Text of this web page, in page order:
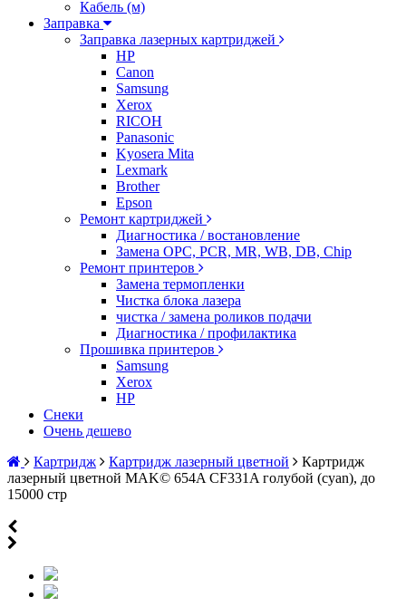
Кабель (м)
Заправка
Заправка лазерных картриджей
HP
Canon
Samsung
Xerox
RICOH
Panasonic
Kyosera Mita
Lexmark
Brother
Epson
Ремонт картриджей
Диагностика / востановление
Замена OPC, PCR, MR, WB, DB, Chip
Ремонт принтеров
Замена термопленки
Чистка блока лазера
чистка / замена роликов подачи
Диагностика / профилактика
Прошивка принтеров
Samsung
Xerox
HP
Снеки
Очень дешево
Картридж
Картридж лазерный цветной
Картридж
лазерный цветной MAK© 654A CF331A голубой (cyan), до
15000 стр